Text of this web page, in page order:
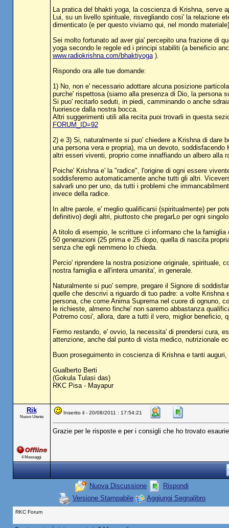
La pratica del bhakti yoga, la coscienza di Krishna, serve
Lui, su un livello spirituale, risvegliando cosi' la relazione
dimenticato (e per questo viviamo qui, nel mondo
Sei molto fortunato ad aver gia' percepito una frazione di
yoga secondo le regole ed i principi stabiliti (a beneficio
www.radiokrishna.com/bhaktiyoga).
Rispondo ora alle tue domande:
1) No, non e' necessario adottare alcuna posizione
purche' rispettosa (siamo alla presenza di Dio, la persona
Si puo' recitarlo seduti, in piedi, camminando o anche
fuoriesce dalla nostra bocca.
Altri suggerimenti utili alla recita puoi trovarli in questa
FORUM_ID=92
2) e 3) Si, naturalmente si puo' chiedere a Krishna di dare
una persona vera e propria), ma un devoto,
altri esseri viventi, proprio come innaffiando un albero alla
Poiche' Krishna e' la "radice", l'origine di ogni essere
soddisferemo automaticamente anche tutti gli altri.
salvarli uno per uno, da tutti i problemi che
invece della radice.
In altre parole, e' meglio qualificarsi (spiritualmente) per
definitivo) degli altri, piuttosto che pregarLo per ogni
A titolo di esempio, le scritture ci informano che la
50 generazioni (25 prima e 25 dopo, quella di nascita
senza che egli nemmeno lo chieda.
Percio' riprendere la nostra posizione originale, spirituale,
nostra famiglia e all'intera umanita', in generale.
Naturalmente si puo' sempre, pregare il Signore di
quelle che descrivi a riguardo di tuo padre: a volte
persona, che come Anima Suprema nel cuore di ognuno,
le richieste, almeno finche' non saremo abbastanza
Potremo cosi', allora, dare a tutti il vero, miglior beneficio,
Fermo restando, e' ovvio, la necessita' di prendersi cura,
attenzione, anche dal punto di vista medico, nutrizionale
Buon proseguimento in coscienza di Krishna e tanti
Gualberto Berti
(Gokula Tulasi das)
RKC Pisa - Mayapur
Rik
Nuovo Utente
4 Messaggi
Inserito il - 20/08/2011 : 17:54:21
Grazie per le risposte e per i consigli che ho trovato
Nuova Discussione
Rispondi
Versione Stampabile
Aggiungi Segnalibro
RKC Forum